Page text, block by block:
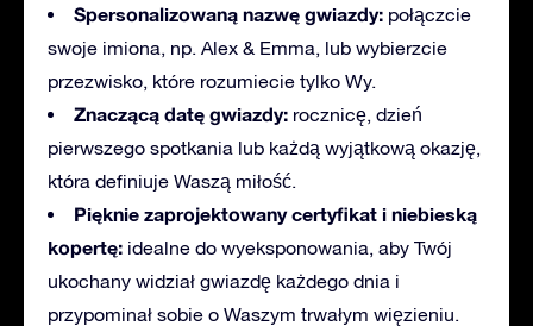
Spersonalizowaną nazwę gwiazdy: połączcie
swoje imiona, np. Alex & Emma, lub wybierzcie
przezwisko, które rozumiecie tylko Wy.
Znaczącą datę gwiazdy: rocznicę, dzień
pierwszego spotkania lub każdą wyjątkową okazję,
która definiuje Waszą miłość.
Pięknie zaprojektowany certyfikat i niebieską
kopertę: idealne do wyeksponowania, aby Twój
ukochany widział gwiazdę każdego dnia i
przypominał sobie o Waszym trwałym więzieniu.